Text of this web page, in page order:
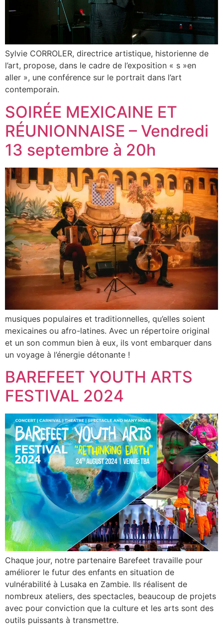
Sylvie CORROLER, directrice artistique, historienne de
l’art, propose, dans le cadre de l’exposition « s »en
aller », une conférence sur le portrait dans l’art
contemporain.
SOIRÉE MEXICAINE ET
RÉUNIONNAISE – Vendredi
13 septembre à 20h
musiques populaires et traditionnelles, qu’elles soient
mexicaines ou afro-latines. Avec un répertoire original
et un son commun bien à eux, ils vont embarquer dans
un voyage à l’énergie détonante !
BAREFEET YOUTH ARTS
FESTIVAL 2024
Chaque jour, notre partenaire Barefeet travaille pour
améliorer le futur des enfants en situation de
vulnérabilité à Lusaka en Zambie. Ils réalisent de
nombreux ateliers, des spectacles, beaucoup de projets
avec pour conviction que la culture et les arts sont des
outils puissants à transmettre.